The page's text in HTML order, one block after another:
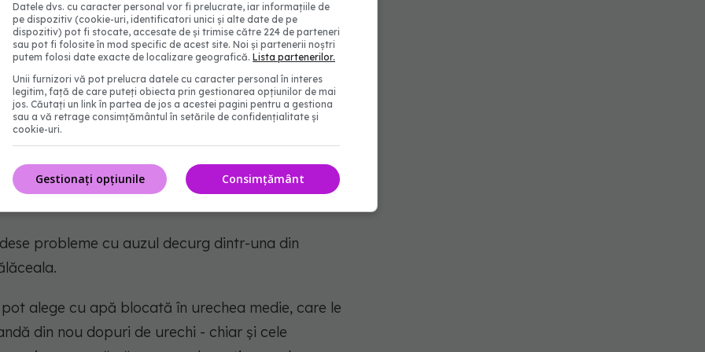
trebui să poată fi auzită de cineva aflat la o
auzi muzica, este clar prea tare", a spus
probleme cu auzul decurg dintr-una din
alege cu apă blocată în urechea medie, care le
din nou dopuri de urechi - chiar și cele
Datele dvs. cu caracter personal vor fi prelucrate, iar informațiile de
pe dispozitiv (cookie-uri, identificatori unici și alte date de pe
dispozitiv) pot fi stocate, accesate de și trimise către 224 de parteneri
sau pot fi folosite în mod specific de acest site. Noi și partenerii noștri
putem folosi date exacte de localizare geografică. Lista partenerilor.
Unii furnizori vă pot prelucra datele cu caracter personal în interes
legitim, față de care puteți obiecta prin gestionarea opțiunilor de mai
jos. Căutați un link în partea de jos a acestei pagini pentru a gestiona
sau a vă retrage consimțământul în setările de confidențialitate și
cookie-uri.
Consimțământ
Gestionați opțiunile